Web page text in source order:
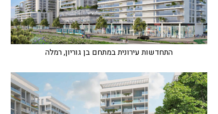
התחדשות עירונית במתחם בן גוריון, רמלה